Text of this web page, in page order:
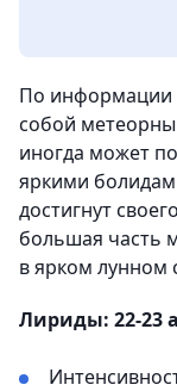
По информации
собой
иногда может
яркими
достигнут
большая часть
в ярком лунном
Лириды: 22-23